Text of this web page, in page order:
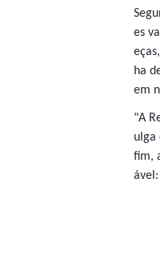
es
ha
em
"A
ulga
fim,
ável: